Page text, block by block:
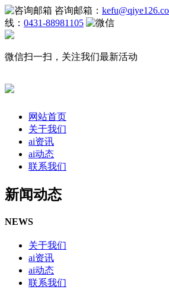
咨询邮箱：
线： 0431-88981105
微信扫一扫，关注我们最新活动
网站首页
关于我们
ai资讯
ai动态
联系我们
新闻动态
NEWS
关于我们
ai资讯
ai动态
联系我们